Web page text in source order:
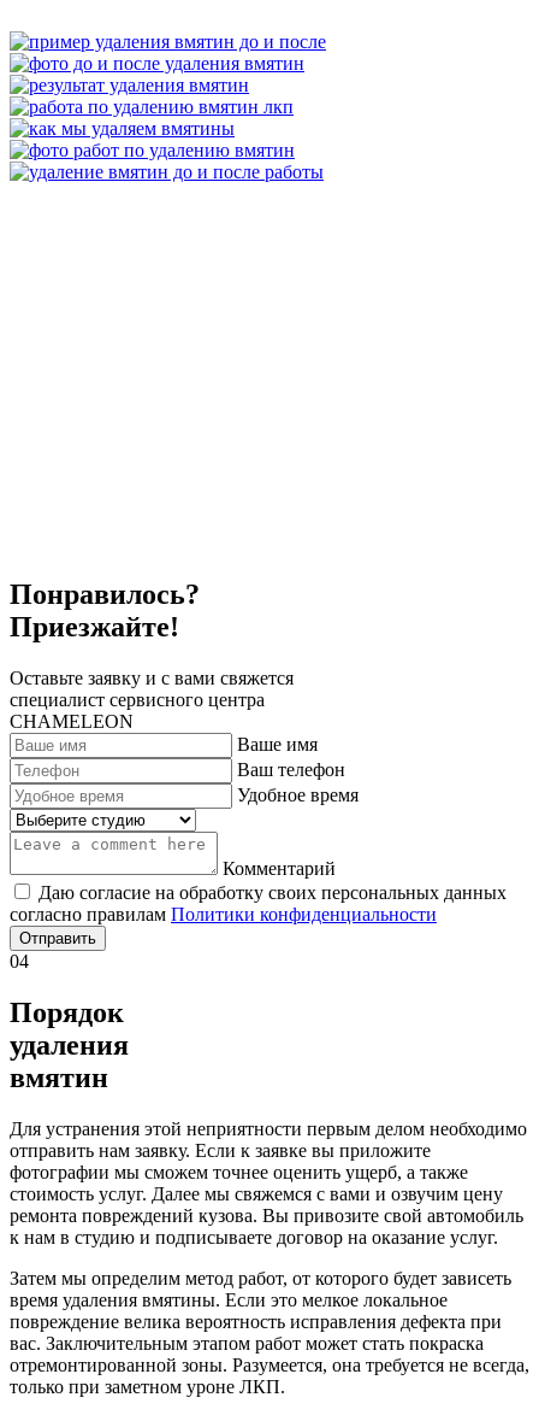
Понравилось?
Приезжайте!
Оставьте заявку и с вами свяжется
специалист сервисного центра
CHAMELEON
Ваше имя
Ваш телефон
Удобное время
Комментарий
Даю согласие на обработку своих персональных данных
согласно правилам Политики конфиденциальности
Отправить
04
Порядок
удаления
вмятин
Для устранения этой неприятности первым делом необходимо
отправить нам заявку. Если к заявке вы приложите
фотографии мы сможем точнее оценить ущерб, а также
стоимость услуг. Далее мы свяжемся с вами и озвучим цену
ремонта повреждений кузова. Вы привозите свой автомобиль
к нам в студию и подписываете договор на оказание услуг.
Затем мы определим метод работ, от которого будет зависеть
время удаления вмятины. Если это мелкое локальное
повреждение велика вероятность исправления дефекта при
вас. Заключительным этапом работ может стать покраска
отремонтированной зоны. Разумеется, она требуется не всегда,
только при заметном уроне ЛКП.